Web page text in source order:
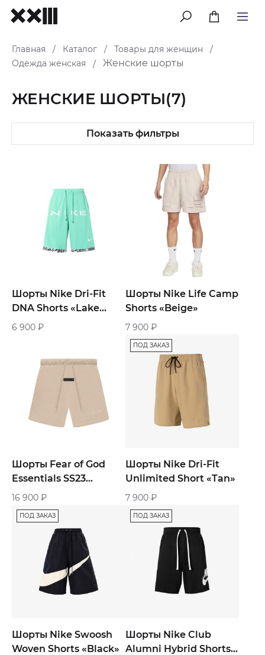
меню
Главная / Каталог / Товары для женщин
/
Одежда женская
/ Женские шорты
ЖЕНСКИЕ ШОРТЫ(7)
Показать фильтры
Шорты Nike Dri-Fit
DNA Shorts «Lake
Green»
6 900 ₽
Шорты Nike Life Camp
Shorts «Beige»
7 900 ₽
Шорты Fear of God
Essentials SS23
Sweatshort Dusty
16 900 ₽
ПОД ЗАКАЗ
Шорты Nike Dri-Fit
Unlimited Short «Tan»
7 900 ₽
ПОД ЗАКАЗ
Шорты Nike Swoosh
Woven Shorts «Black»
ПОД ЗАКАЗ
Шорты Nike Club
Alumni Hybrid Shorts